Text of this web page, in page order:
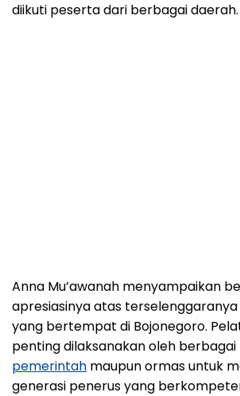
diikuti peserta dari berbagai daerah.
Anna Mu’awanah menyampaikan
apresiasinya atas terselenggaranya
yang bertempat di Bojonegoro.
penting dilaksanakan oleh berbagai
pemerintah maupun ormas untuk
generasi penerus yang